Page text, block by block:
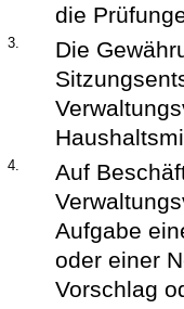
die
3.
Die
4.
Auf
Aufgabe
oder einer
Vorschlag